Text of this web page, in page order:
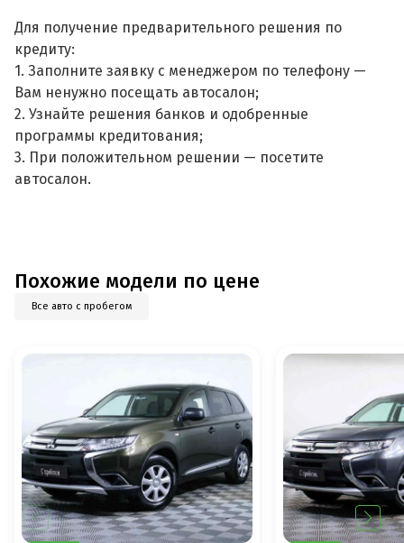
Для получение предварительного решения по
кредиту:
1. Заполните заявку с менеджером по телефону —
Вам ненужно посещать автосалон;
2. Узнайте решения банков и одобренные
программы кредитования;
3. При положительном решении — посетите
автосалон.
Похожие модели по цене
Все авто с пробегом